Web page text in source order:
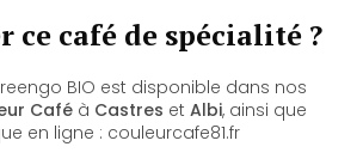
ce café de spécialité ?
BIO est disponible dans nos
Café à Castres et Albi, ainsi que
en ligne : couleurcafe81.fr